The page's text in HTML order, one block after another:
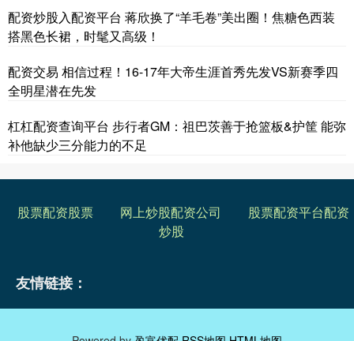
配资炒股入配资平台 蒋欣换了“羊毛卷”美出圈！焦糖色西装
搭黑色长裙，时髦又高级！
配资交易 相信过程！16-17年大帝生涯首秀先发VS新赛季四
全明星潜在先发
杠杠配资查询平台 步行者GM：祖巴茨善于抢篮板&护筐 能弥
补他缺少三分能力的不足
股票配资股票 网上炒股配资公司
股票配资平台配资
炒股
友情链接：